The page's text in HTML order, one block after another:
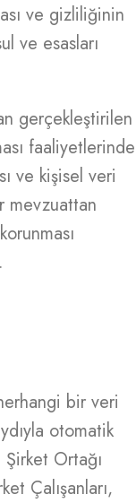
ve gizliliğinin
ve esasları
gerçekleştirilen
faaliyetlerinde
ve kişisel veri
mevzuattan
bir veri
otomatik
Ortağı
Çalışanları,